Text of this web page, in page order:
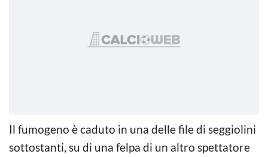
Il fumogeno è caduto in una delle file di seggiolini
sottostanti, su di una felpa di un altro spettatore